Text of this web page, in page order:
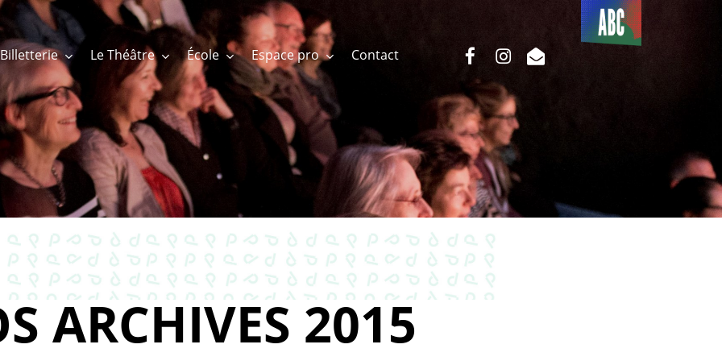
Billetterie Le Théâtre École Espace pro Contact
Du côté
de l’ABC
facebookinstagram
email
ARCHIVES 2015